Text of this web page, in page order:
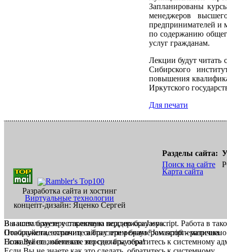
Запланированы
менеджеров
предпринимателей
по содержанию
услуг гражданам.
Лекции будут читать
Сибирского
повышения
Иркутского
Для печати
Разработка сайта и хостинг
Виртуальные технологии
концепт-дизайн: Яценко Сергей
Разделы сайта:
Поиск на сайте
Карта сайта
В вашем браузере отключена поддержка Jasvscript. Работа в
Пожалуйста, включите в браузере режим "Javascript -
Если Вы не знаете как это сделать, обратитесь к системному
Вы используете устаревшую версию браузера.
Отображение страниц сайта с этим браузером проблематична.
Пожалуйста, обновите версию браузера!